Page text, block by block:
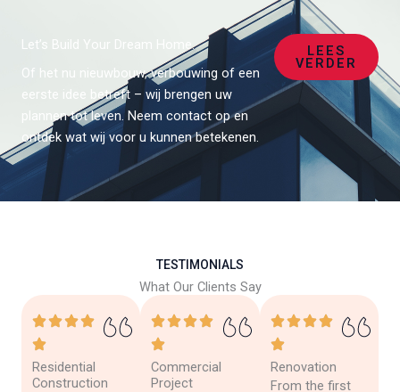
Let’s Build Your Dream Home.
Of het nu nieuwbouw, verbouwing of een
eerste idee betreft – wij brengen uw
plannen tot leven. Neem contact op en
ontdek wat wij voor u kunnen betekenen.
LEES
VERDER
TESTIMONIALS
What Our Clients Say
Residential
Construction
Commercial
Project
Renovation
From the first